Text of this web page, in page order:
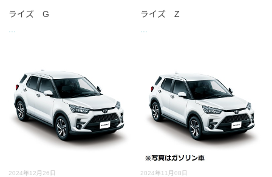
ライズ G
ライズ Z
2024年12月26日 2024年11月08日